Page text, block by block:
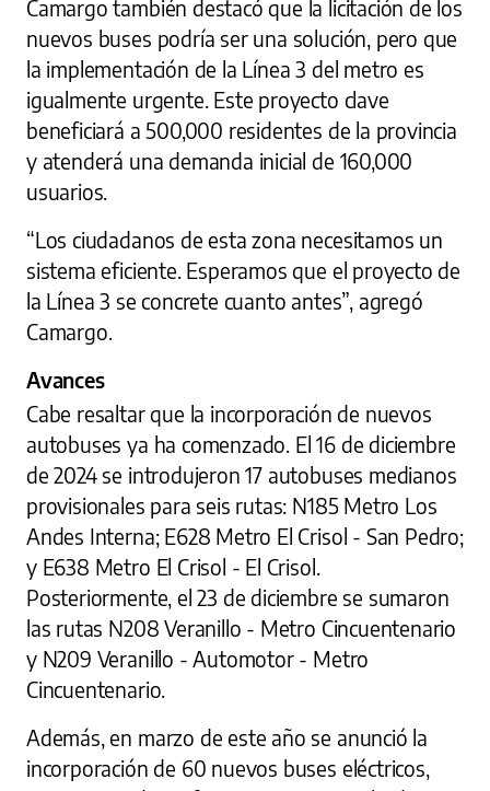
Camargo también destacó que la licitación de los
nuevos buses podría ser una solución, pero que
la implementación de la Línea 3 del metro es
igualmente urgente. Este proyecto clave
beneficiará a 500,000 residentes de la provincia
y atenderá una demanda inicial de 160,000
usuarios.
“Los ciudadanos de esta zona necesitamos un
sistema eficiente. Esperamos que el proyecto de
la Línea 3 se concrete cuanto antes”, agregó
Camargo.
Avances
Cabe resaltar que la incorporación de nuevos
autobuses ya ha comenzado. El 16 de diciembre
de 2024 se introdujeron 17 autobuses medianos
provisionales para seis rutas: N185 Metro Los
Andes Interna; E628 Metro El Crisol - San Pedro;
y E638 Metro El Crisol - El Crisol.
Posteriormente, el 23 de diciembre se sumaron
las rutas N208 Veranillo - Metro Cincuentenario
y N209 Veranillo - Automotor - Metro
Cincuentenario.
Además, en marzo de este año se anunció la
incorporación de 60 nuevos buses eléctricos,